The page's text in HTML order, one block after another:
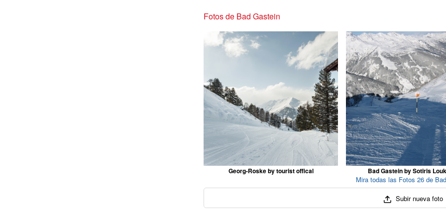
Fotos de Bad Gastein
Georg-Roske by tourist offical Bad Gastein by Sotiris
Mira todas las Fotos 26 de
Subir nueva foto